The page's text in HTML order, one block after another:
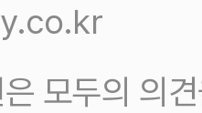
모두의 의